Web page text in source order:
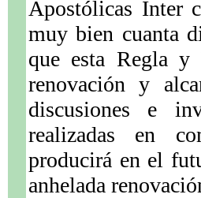
Apostólicas Inter
muy bien cuanta
que esta Regla y
renovación y
discusiones e
realizadas en
producirá en el
anhelada